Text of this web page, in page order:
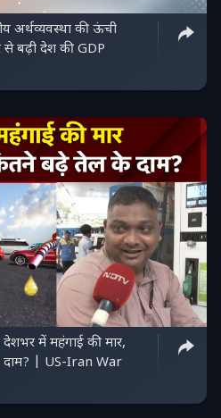
अर्थव्यवस्था की ऊंची
से बढ़ी देश की GDP
में महंगाई की मार,
| US-Iran War